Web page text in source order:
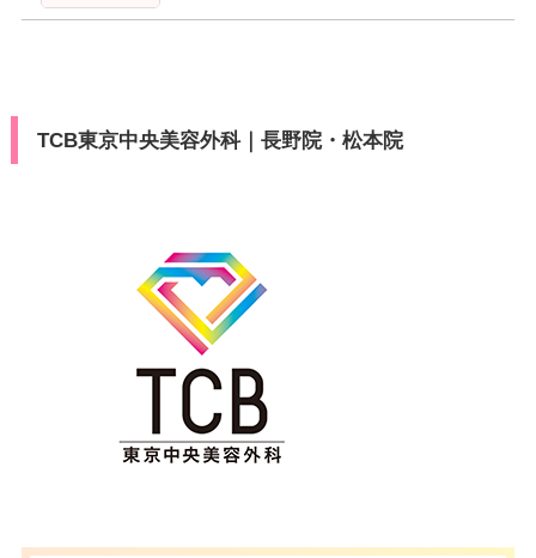
TCB東京中央美容外科｜長野院・松本院